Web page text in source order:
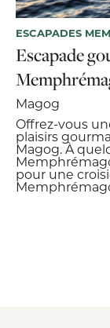
ESCAPADES
Escapade
Magog
Offrez-vous
plaisirs
Magog. À
pour une